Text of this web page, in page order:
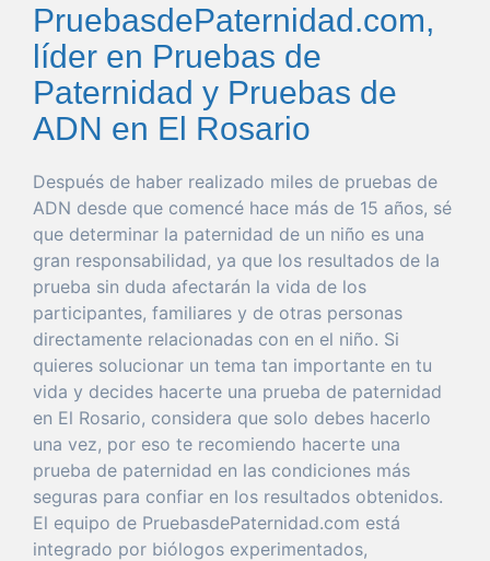
PruebasdePaternidad.com,
líder en Pruebas de
Paternidad y Pruebas de
ADN en El Rosario
Después de haber realizado miles de pruebas de
ADN desde que comencé hace más de 15 años, sé
que determinar la paternidad de un niño es una
gran responsabilidad, ya que los resultados de la
prueba sin duda afectarán la vida de los
participantes, familiares y de otras personas
directamente relacionadas con en el niño. Si
quieres solucionar un tema tan importante en tu
vida y decides hacerte una prueba de paternidad
en El Rosario, considera que solo debes hacerlo
una vez, por eso te recomiendo hacerte una
prueba de paternidad en las condiciones más
seguras para confiar en los resultados obtenidos.
El equipo de PruebasdePaternidad.com está
integrado por biólogos experimentados,